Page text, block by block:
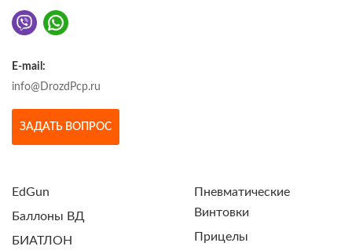
E-mail:
info@DrozdPcp.ru
ЗАДАТЬ ВОПРОС
EdGun
Баллоны ВД
БИАТЛОН
Пневматические
Винтовки
Прицелы